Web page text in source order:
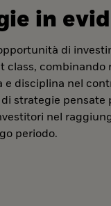
in
di
class, combinando
e disciplina nel
di strategie pensate
nel
periodo.